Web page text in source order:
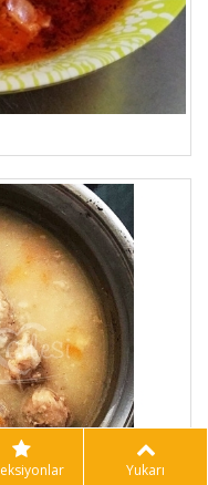
Yukarı